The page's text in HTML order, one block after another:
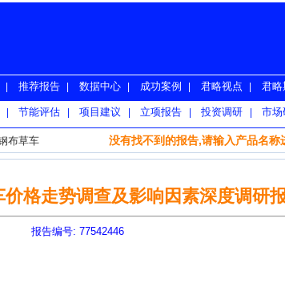
推荐报告 数据中心 成功案例 君略视点 君略
节能评估 项目建议 立项报告 投资调研 市场
布草车 没有找不到的报告,请输入产品名称
格走势调查及影响因素深度调研
报告编号: 77542446